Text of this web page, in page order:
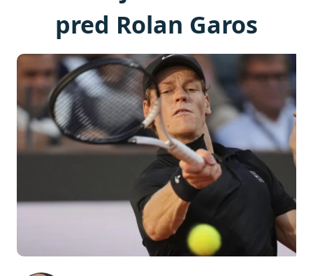
pred Rolan Garos